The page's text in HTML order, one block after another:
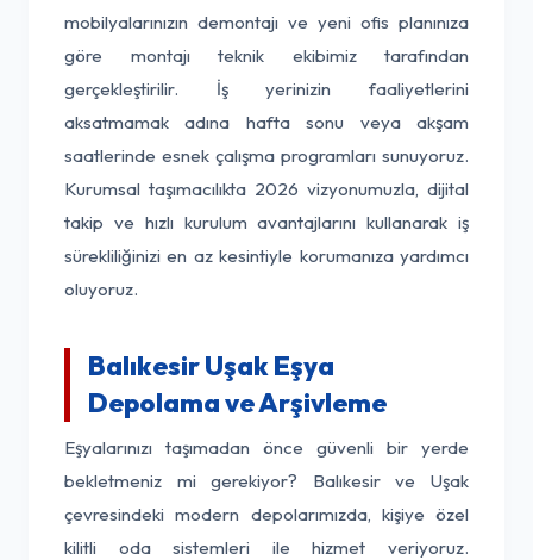
mobilyalarınızın demontajı ve yeni ofis planınıza
göre montajı teknik ekibimiz tarafından
gerçekleştirilir. İş yerinizin faaliyetlerini
aksatmamak adına hafta sonu veya akşam
saatlerinde esnek çalışma programları sunuyoruz.
Kurumsal taşımacılıkta 2026 vizyonumuzla, dijital
takip ve hızlı kurulum avantajlarını kullanarak iş
sürekliliğinizi en az kesintiyle korumanıza yardımcı
oluyoruz.
Balıkesir Uşak Eşya
Depolama ve Arşivleme
Eşyalarınızı taşımadan önce güvenli bir yerde
bekletmeniz mi gerekiyor? Balıkesir ve Uşak
çevresindeki modern depolarımızda, kişiye özel
kilitli oda sistemleri ile hizmet veriyoruz.